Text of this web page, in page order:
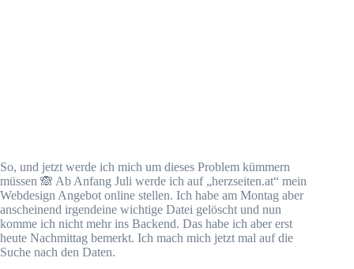
So, und jetzt werde ich mich um dieses Problem kümmern
müssen 🙈 Ab Anfang Juli werde ich auf „herzseiten.at“ mein
Webdesign Angebot online stellen. Ich habe am Montag aber
anscheinend irgendeine wichtige Datei gelöscht und nun
komme ich nicht mehr ins Backend. Das habe ich aber erst
heute Nachmittag bemerkt. Ich mach mich jetzt mal auf die
Suche nach den Daten.